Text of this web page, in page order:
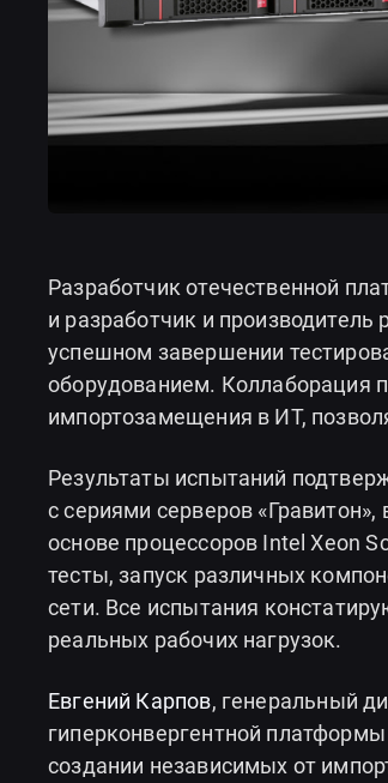
Разработчик отечественной
и разработчик и производитель
успешном завершении
оборудованием. Коллаборация
импортозамещения в ИТ,
Результаты испытаний
с сериями серверов
основе процессоров Intel Xeon
тесты, запуск различных
сети. Все испытания
реальных рабочих нагрузок.
Евгений Карпов, генеральный
гиперконвергентной
создании независимых от